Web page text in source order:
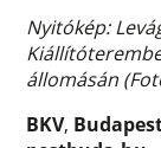
Nyitókép:
állomásán
BKV,